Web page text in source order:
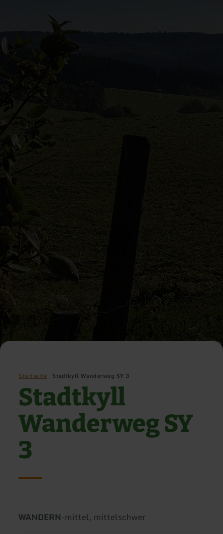
Startseite Stadtkyll Wanderweg SY 3
Stadtkyll
Wanderweg SY
3
Art
WANDERN-Schwierigkeit:
mittel, mittelschwer